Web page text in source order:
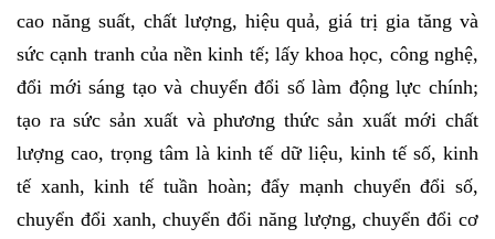
cao năng suất, chất lượng, hiệu quả, giá trị gia tăng và
sức cạnh tranh của nền kinh tế; lấy khoa học, công nghệ,
đổi mới sáng tạo và chuyển đổi số làm động lực chính;
tạo ra sức sản xuất và phương thức sản xuất mới chất
lượng cao, trọng tâm là kinh tế dữ liệu, kinh tế số, kinh
tế xanh, kinh tế tuần hoàn; đẩy mạnh chuyển đổi số,
chuyển đổi xanh, chuyển đổi năng lượng, chuyển đổi cơ